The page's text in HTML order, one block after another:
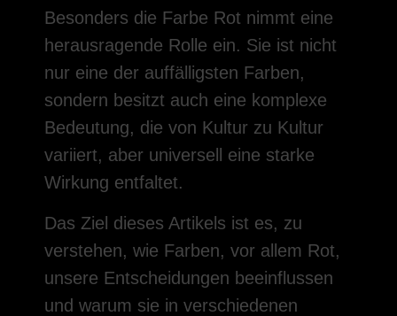
Besonders die Farbe Rot nimmt eine
herausragende Rolle ein. Sie ist nicht
nur eine der auffälligsten Farben,
sondern besitzt auch eine komplexe
Bedeutung, die von Kultur zu Kultur
variiert, aber universell eine starke
Wirkung entfaltet.
Das Ziel dieses Artikels ist es, zu
verstehen, wie Farben, vor allem Rot,
unsere Entscheidungen beeinflussen
und warum sie in verschiedenen